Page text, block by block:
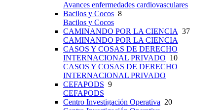
Avances enfermedades cardiovasculares
Bacilos y Cocos 8
Bacilos y Cocos
CAMINANDO POR LA CIENCIA 37
CAMINANDO POR LA CIENCIA
CASOS Y COSAS DE DERECHO
INTERNACIONAL PRIVADO 10
CASOS Y COSAS DE DERECHO
INTERNACIONAL PRIVADO
CEFAPODS 9
CEFAPODS
Centro Investigación Operativa 20